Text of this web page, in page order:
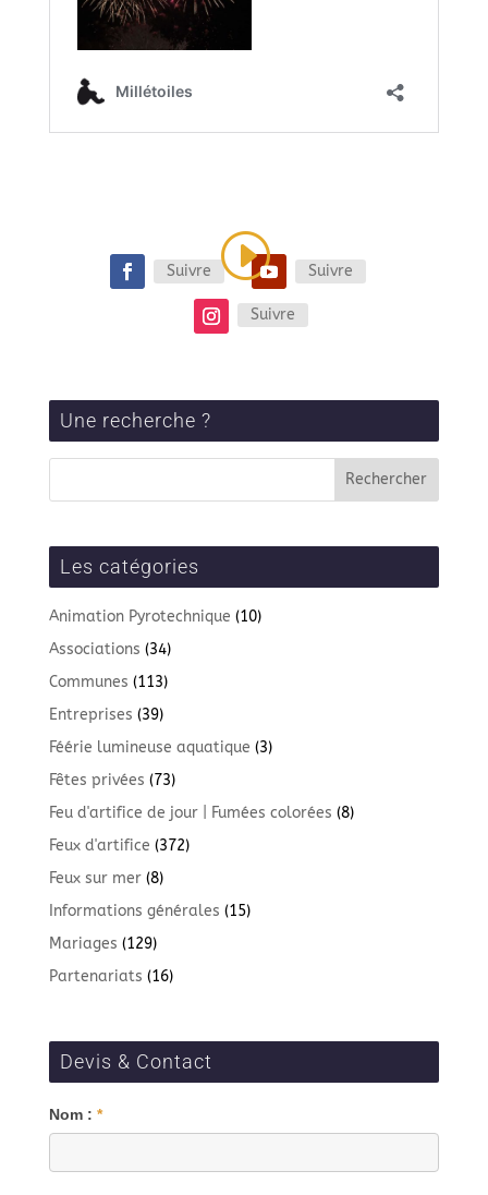
Suivre Suivre
Suivre
Une recherche ?
Les catégories
Animation Pyrotechnique (10)
Associations (34)
Communes (113)
Entreprises (39)
Féérie lumineuse aquatique (3)
Fêtes privées (73)
Feu d'artifice de jour | Fumées colorées (8)
Feux d'artifice (372)
Feux sur mer(8)
Informations générales (15)
Mariages (129)
Partenariats (16)
Devis & Contact
Blog
Nom : *